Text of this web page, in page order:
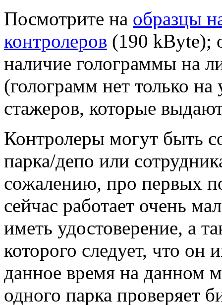
Посмотрите на образцы
контролеров (190 kByte);
наличие голограммы на
(голограмм нет только на
стажеров, которые
Контролеры могут быть
парка/депо или
сожалению, про первых
сейчас работает очень
иметь удостоверение, а
которого следует, что он
данное время на данном
одного парка проверяет